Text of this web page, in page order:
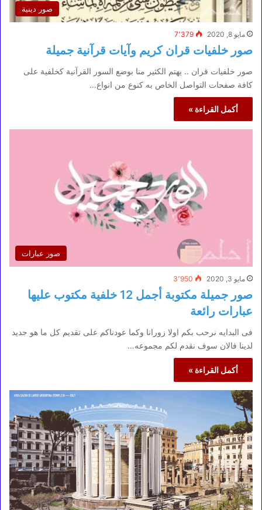
صور دينية
مايو 8, 2020 7٬379
صور خلفيات قران كريم وآيات قرآنية جميلة
صور خلفيات قران .. يهتم الكثير منا بوضع السور القرآنية كخلفية على
كافة صفحات التواصل الخاص به كنوع من انواع…
أكمل القراءة »
صور عبارات
مايو 3, 2020 3٬950
صور جميلة مكتوبة أجمل 12 خلفية مكتوب عليها
عبارات رائعة
فى البدايه نرحب بكم اولا زورانا وكما عودناكم على تقديم كل ما هو جديد
لدينا فالان سوف نقدم لكم مجموعه…
أكمل القراءة »